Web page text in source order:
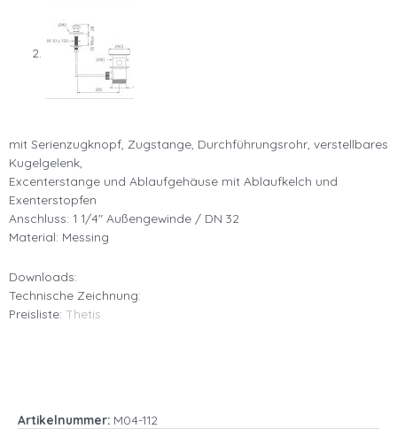
mit Serienzugknopf, Zugstange, Durchführungsrohr, verstellbares
Kugelgelenk,
Excenterstange und Ablaufgehäuse mit Ablaufkelch und
Exenterstopfen
Anschluss: 1 1/4″ Außengewinde / DN 32
Material: Messing
Downloads:
Technische Zeichnung:
Preisliste: Thetis
Artikelnummer: M04-112